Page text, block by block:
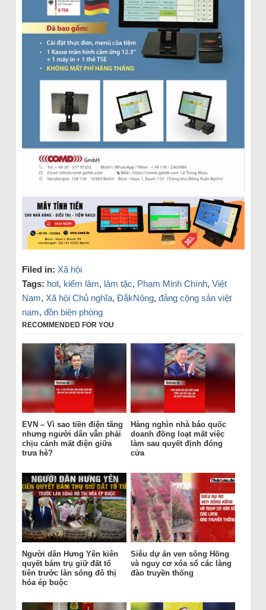
Filed in: Xã hội
Tags: hot, kiểm lâm, lâm tặc, Phạm Minh Chính, Việt
Nam, Xã hội Chủ nghĩa, ĐắkNông, đảng cộng sản việt
nam, đồn biên phòng
RECOMMENDED FOR YOU
EVN – Vì sao tiền điện tăng
nhưng người dân vẫn phải
chịu cảnh mất điện giữa
trưa hè?
Hàng nghìn nhà báo quốc
doanh đồng loạt mất việc
làm sau quyết định đóng
cửa
Người dân Hưng Yên kiên
quyết bám trụ giữ đất tổ
tiên trước làn sóng đô thị
hóa ép buộc
Siêu dự án ven sông Hồng
và nguy cơ xóa sổ các làng
đào truyền thống